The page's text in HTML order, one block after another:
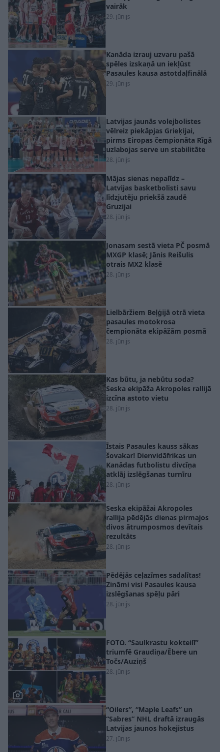
vairāk
29. jūnijs
Kanāda izrauj uzvaru pašā
spēles izskaņā un iekļūst
Pasaules kausa astotdaļfinālā
29. jūnijs
Latvijas jaunās volejbolistes
vēlreiz piekāpjas Grieķijai,
pirms Eiropas čempionāta Rīgā
uzlabojas serve un stabilitāte
28. jūnijs
Mājas sienas nepalīdz –
Latvijas basketbolisti savu
līdzjutēju priekšā zaudē
Gruzijai
28. jūnijs
Jonasam sestā vieta PČ posmā
MXGP klasē; Jānis Reišulis
otrais MX2 klasē
28. jūnijs
Lielbāržiem Beļģijā otrā vieta
pasaules motokrosa
čempionāta ekipāžām posmā
28. jūnijs
Kas būtu, ja nebūtu soda?
Seska ekipāža Akropoles rallijā
izcīna astoto vietu
28. jūnijs
Īstais Pasaules kauss sākas
šovakar! Dienvidāfrikas un
Kanādas futbolistu divcīņa
atklāj izslēgšanas turnīru
28. jūnijs
Seska ekipāžai Akropoles
rallija pēdējās dienas pirmajos
divos ātrumposmos devītais
rezultāts
28. jūnijs
Pēdējās ceļazīmes sadalītas!
Zināmi visi Pasaules kausa
izslēgšanas spēļu pāri
28. jūnijs
FOTO. “Saulkrastu kokteilī”
triumfē Graudiņa/Ēbere un
Točs/Auziņš
28. jūnijs
“Oilers”, “Maple Leafs” un
“Sabres” NHL draftā izraugās
Latvijas jaunos hokejistus
27. jūnijs